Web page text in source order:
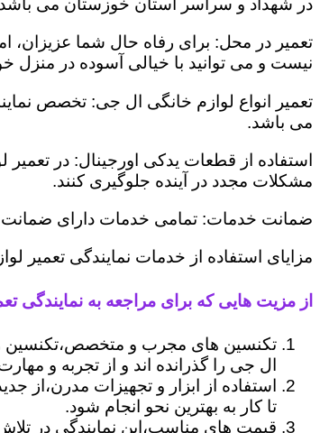
در شهداد و سراسر استان خوزستان می باشد.
تعمیر در محل: برای رفاه حال شما عزیزان،
نیست و می توانید با خیالی آسوده در منزل
تعمیر انواع لوازم خانگی ال جی: تخصص
می باشد.
استفاده از قطعات یدکی اورجینال: در
مشکلات مجدد در آینده جلوگیری کنند.
ضمانت خدمات: تمامی خدمات دارای ضمانت
مزایای استفاده از خدمات نمایندگی تعمیر
از مزیت هایی که برای مراجعه به نمایندگی
تکنسین های مجرب و متخصص،تکنسین
ال جی را گذرانده اند و از تجربه و
استفاده از ابزار و تجهیزات مدرن،از
تا کار به بهترین نحو انجام شود.
قیمت های مناسب،این نمایندگی در